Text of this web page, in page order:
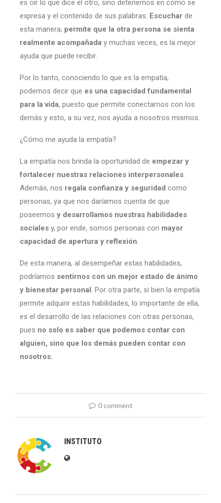
es oír lo que dice el otro, sino detenernos en cómo se
expresa y el contenido de sus palabras. Escuchar de
esta manera, permite que la otra persona se sienta
realmente acompañada y muchas veces, es la mejor
ayuda que puede recibir.
Por lo tanto, conociendo lo que es la empatía,
podemos decir que es una capacidad fundamental
para la vida, puesto que permite conectarnos con los
demás y esto, a su vez, nos ayuda a nosotros mismos.
¿Cómo me ayuda la empatía?
La empatía nos brinda la oportunidad de empezar y
fortalecer nuestras relaciones interpersonales.
Además, nos regala confianza y seguridad como
personas, ya que nos daríamos cuenta de que
poseemos y desarrollamos nuestras habilidades
sociales y, por ende, somos personas con mayor
capacidad de apertura y reflexión.
De esta manera, al desempeñar estas habilidades,
podríamos sentirnos con un mejor estado de ánimo
y bienestar personal . Por otra parte, si bien la empatía
permite adquirir estas habilidades, lo importante de ella,
es el desarrollo de las relaciones con otras personas,
pues no solo es saber que podemos contar con
alguien, sino que los demás pueden contar con
nosotros.
0 comment
INSTITUTO